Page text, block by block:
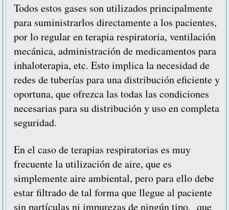
Todos estos gases son utilizados principalmente
para suministrarlos directamente a los pacientes,
por lo regular en terapia respiratoria, ventilación
mecánica, administración de medicamentos para
inhaloterapia, etc. Esto implica la necesidad de
redes de tuberías para una distribución eficiente y
oportuna, que ofrezca las todas las condiciones
necesarias para su distribución y uso en completa
seguridad.
En el caso de terapias respiratorias es muy
frecuente la utilización de aire, que es
simplemente aire ambiental, pero para ello debe
estar filtrado de tal forma que llegue al paciente
sin partículas ni impurezas de ningún tipo, que